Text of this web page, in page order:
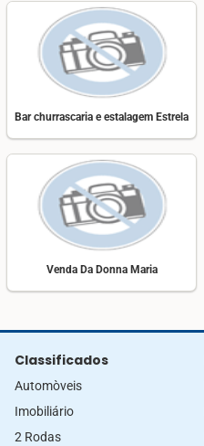
Bar churrascaria e estalagem Estrela
Venda Da Donna Maria
Classificados
Automòveis
Imobiliário
2 Rodas